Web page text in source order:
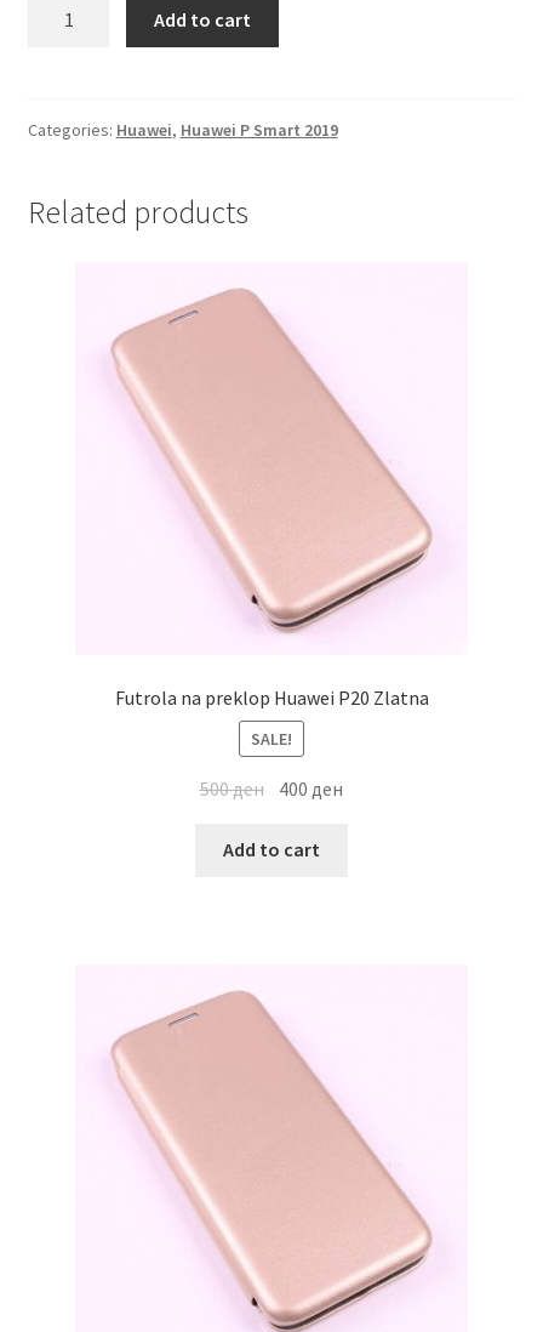
Smart
quantity
Add to cart
Categories: Huawei, Huawei P Smart 2019
Related products
Futrola na preklop Huawei P20 Zlatna
SALE!
500ден 400 ден
Add to cart